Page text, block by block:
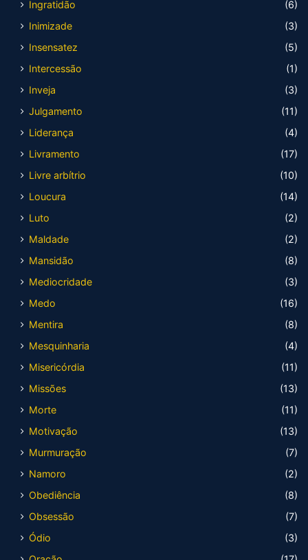
Ingratidão
(6)
Inimizade
(3)
Insensatez
(5)
Intercessão
(1)
Inveja
(3)
Julgamento
(11)
Liderança
(4)
Livramento
(17)
Livre arbítrio
(10)
Loucura
(14)
Luto
(2)
Maldade
(2)
Mansidão
(8)
Mediocridade
(3)
Medo
(16)
Mentira
(8)
Mesquinharia
(4)
Misericórdia
(11)
Missões
(13)
Morte
(11)
Motivação
(13)
Murmuração
(7)
Namoro
(2)
Obediência
(8)
Obsessão
(7)
Ódio
(3)